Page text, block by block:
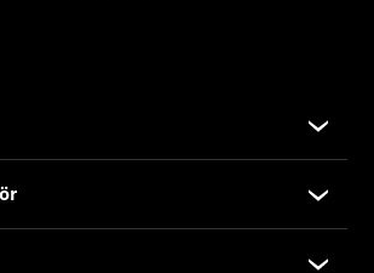
Übersicht
Unfallreparaturen